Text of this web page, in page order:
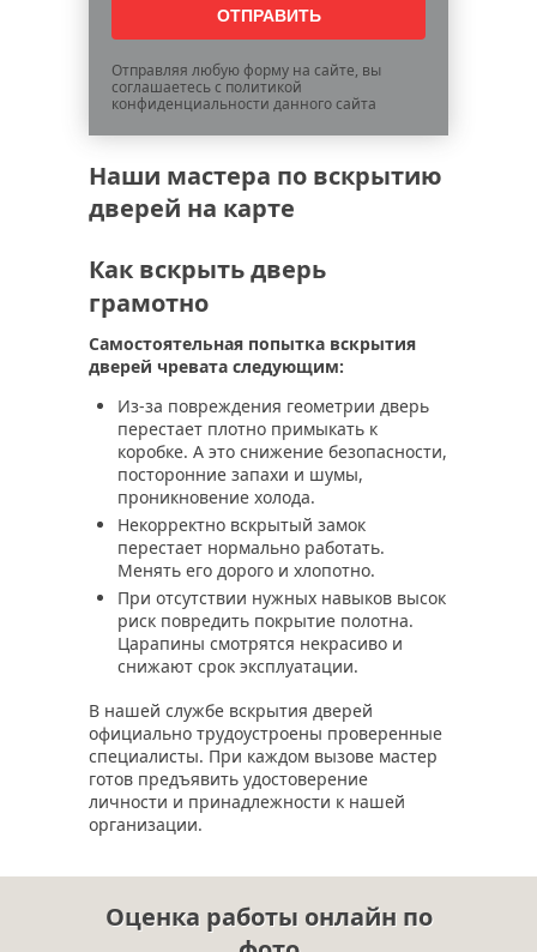
Отправляя любую форму на сайте, вы
соглашаетесь с политикой
конфиденциальности данного сайта
Наши мастера по вскрытию
дверей на карте
Как вскрыть дверь
грамотно
Самостоятельная попытка вскрытия
дверей чревата следующим:
Из-за повреждения геометрии дверь
перестает плотно примыкать к
коробке. А это снижение безопасности,
посторонние запахи и шумы,
проникновение холода.
Некорректно вскрытый замок
перестает нормально работать.
Менять его дорого и хлопотно.
При отсутствии нужных навыков высок
риск повредить покрытие полотна.
Царапины смотрятся некрасиво и
снижают срок эксплуатации.
В нашей службе вскрытия дверей
официально трудоустроены проверенные
специалисты. При каждом вызове мастер
готов предъявить удостоверение
личности и принадлежности к нашей
организации.
Оценка работы онлайн по